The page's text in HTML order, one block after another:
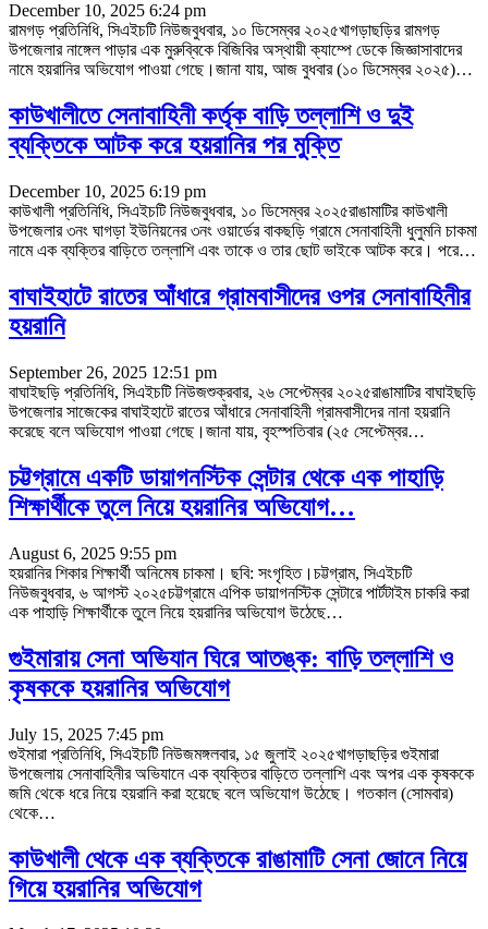
December 10, 2025 6:24 pm
রামগড় প্রতিনিধি, সিএইচটি নিউজবুধবার, ১০ ডিসেম্বর ২০২৫খাগড়াছড়ির রামগড়
উপজেলার নাঙ্গেল পাড়ার এক মুরুব্বিকে বিজিবির অস্থায়ী ক্যাম্পে ডেকে জিজ্ঞাসাবাদের
নামে হয়রানির অভিযোগ পাওয়া গেছে।জানা যায়, আজ বুধবার (১০ ডিসেম্বর ২০২৫)…
কাউখালীতে সেনাবাহিনী কর্তৃক বাড়ি তল্লাশি ও দুই
ব্যক্তিকে আটক করে হয়রানির পর মুক্তি
December 10, 2025 6:19 pm
কাউখালী প্রতিনিধি, সিএইচটি নিউজবুধবার, ১০ ডিসেম্বর ২০২৫রাঙামাটির কাউখালী
উপজেলার ৩নং ঘাগড়া ইউনিয়নের ৩নং ওয়ার্ডের বাকছড়ি গ্রামে সেনাবাহিনী ধুলুমনি চাকমা
নামে এক ব্যক্তির বাড়িতে তল্লাশি এবং তাকে ও তার ছোট ভাইকে আটক করে। পরে…
বাঘাইহাটে রাতের আঁধারে গ্রামবাসীদের ওপর সেনাবাহিনীর
হয়রানি
September 26, 2025 12:51 pm
বাঘাইছড়ি প্রতিনিধি, সিএইচটি নিউজশুক্রবার, ২৬ সেপ্টেম্বর ২০২৫রাঙামাটির বাঘাইছড়ি
উপজেলার সাজেকের বাঘাইহাটে রাতের আঁধারে সেনাবাহিনী গ্রামবাসীদের নানা হয়রানি
করেছে বলে অভিযোগ পাওয়া গেছে।জানা যায়, বৃহস্পতিবার (২৫ সেপ্টেম্বর…
চট্টগ্রামে একটি ডায়াগনস্টিক সেন্টার থেকে এক পাহাড়ি
শিক্ষার্থীকে তুলে নিয়ে হয়রানির অভিযোগ…
August 6, 2025 9:55 pm
হয়রানির শিকার শিক্ষার্থী অনিমেষ চাকমা। ছবি: সংগৃহিত।চট্টগ্রাম, সিএইচটি
নিউজবুধবার, ৬ আগস্ট ২০২৫চট্টগ্রামে এপিক ডায়াগনস্টিক সেন্টারে পার্টটাইম চাকরি করা
এক পাহাড়ি শিক্ষার্থীকে তুলে নিয়ে হয়রানির অভিযোগ উঠেছে…
গুইমারায় সেনা অভিযান ঘিরে আতঙ্ক: বাড়ি তল্লাশি ও
কৃষককে হয়রানির অভিযোগ
July 15, 2025 7:45 pm
গুইমারা প্রতিনিধি, সিএইচটি নিউজমঙ্গলবার, ১৫ জুলাই ২০২৫খাগড়াছড়ির গুইমারা
উপজেলায় সেনাবাহিনীর অভিযানে এক ব্যক্তির বাড়িতে তল্লাশি এবং অপর এক কৃষককে
জমি থেকে ধরে নিয়ে হয়রানি করা হয়েছে বলে অভিযোগ উঠেছে। গতকাল (সোমবার)
থেকে…
কাউখালী থেকে এক ব্যক্তিকে রাঙামাটি সেনা জোনে নিয়ে
গিয়ে হয়রানির অভিযোগ